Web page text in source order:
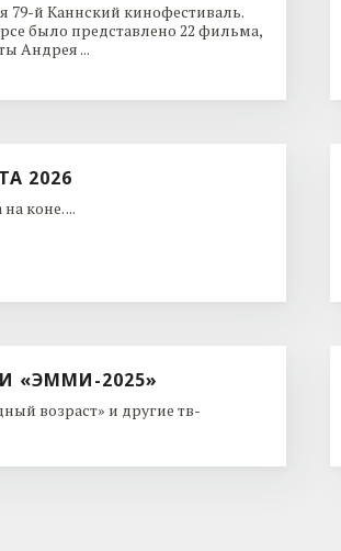
й Каннский кинофестиваль.
было представлено 22 фильма,
Андрея ...
2026
коне. ...
«ЭММИ-2025»
возраст» и другие тв-